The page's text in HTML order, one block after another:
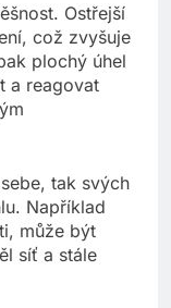
Ostřejší
což zvyšuje
plochý úhel
a reagovat
tak svých
Například
může být
síť a stále